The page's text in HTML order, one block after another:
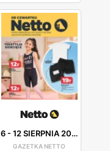
6-12 SIERPNIA 2026
GAZETKA NETTO